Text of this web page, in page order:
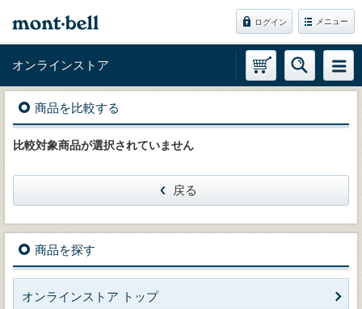
ログイン メニュー
オンラインストア
商品を比較する
比較対象商品が選択されていません
戻る
商品を探す
オンラインストア トップ